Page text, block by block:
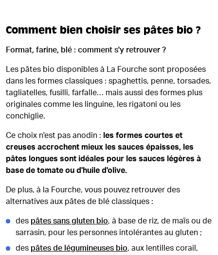
Comment bien choisir ses pâtes bio ?
Format, farine, blé : comment s'y retrouver ?
Les pâtes bio disponibles à La Fourche sont proposées
dans les formes classiques : spaghettis, penne, torsades,
tagliatelles, fusilli, farfalle… mais aussi des formes plus
originales comme les linguine, les rigatoni ou les
conchiglie.
Ce choix n'est pas anodin : les formes courtes et
creuses accrochent mieux les sauces épaisses, les
pâtes longues sont idéales pour les sauces légères à
base de tomate ou d'huile d'olive.
De plus, à la Fourche, vous pouvez retrouver des
alternatives aux pâtes de blé classiques :
des pâtes sans gluten bio, à base de riz, de maïs ou de
sarrasin, pour les personnes intolérantes au gluten ;
des pâtes de légumineuses bio, aux lentilles corail,